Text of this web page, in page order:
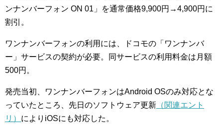
ンナンバーフォン ON 01」を通常価格9,900円→4,900円に
割引。
ワンナンバーフォンの利用には、ドコモの「ワンナンバ
ー」サービスの契約が必要。同サービスの利用料金は月額
500円。
発売当初、ワンナンバーフォンはAndroid OSのみ対応とな
っていたところ、先日のソフトウェア更新 （関連エント
リ） によりiOSにも対応した。